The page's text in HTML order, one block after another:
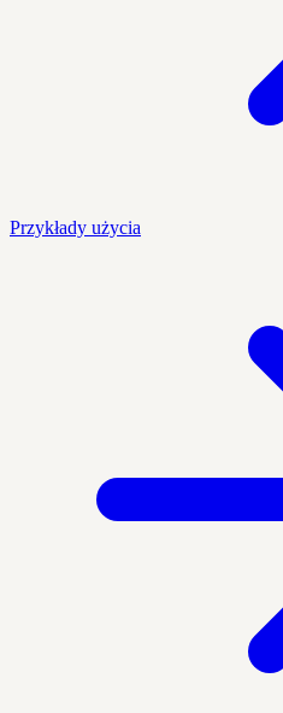
Przykłady użycia